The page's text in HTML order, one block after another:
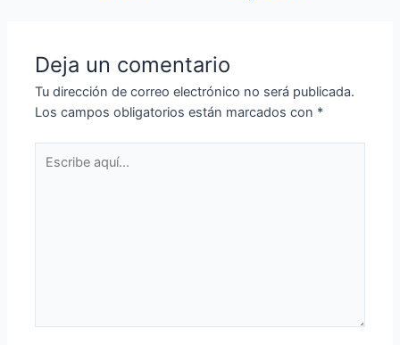
Deja un comentario
Tu dirección de correo electrónico no será publicada.
Los campos obligatorios están marcados con *